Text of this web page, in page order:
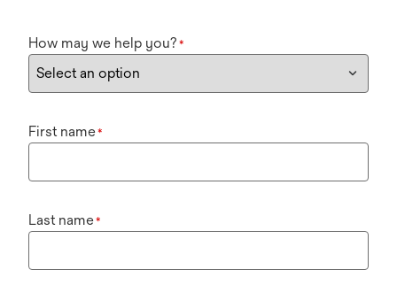
How may we help you? *
First name*
Last name*